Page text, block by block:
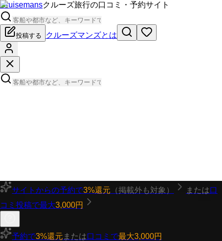
Cruisemansクルーズ旅行の口コミ・予約サイト
投稿する クルーズマンズとは
サイトからの予約で3%還元 （掲載外も対象） または口
コミ投稿で最大3,000円
予約で3%還元 または口コミで最大3,000円